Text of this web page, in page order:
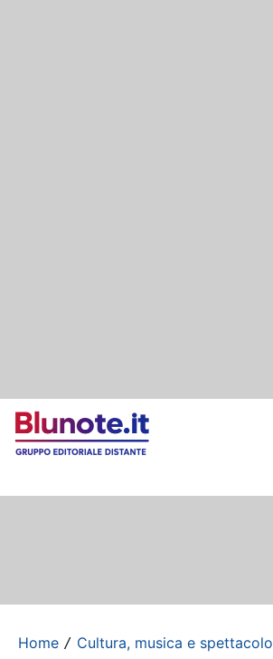
Home / Cultura, musica e spettacolo